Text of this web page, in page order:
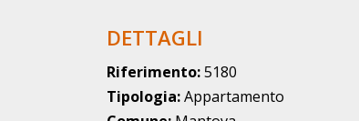
DETTAGLI
Riferimento:5180
Tipologia:Appartamento